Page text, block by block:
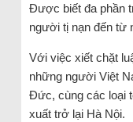
Được biết đa phần
người tị nạn đến từ
Với việc xiết chặt
những người Việt
Đức, cùng các loại
xuất trở lại Hà Nội.